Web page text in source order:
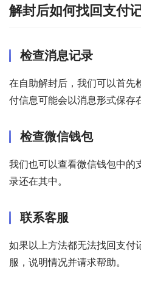
解封后如何找回支付
检查消息记录
在自助解封后，我们可以首先
付信息可能会以消息形式保存
检查微信钱包
我们也可以查看微信钱包中的
录还在其中。
联系客服
如果以上方法都无法找回支付
服，说明情况并请求帮助。